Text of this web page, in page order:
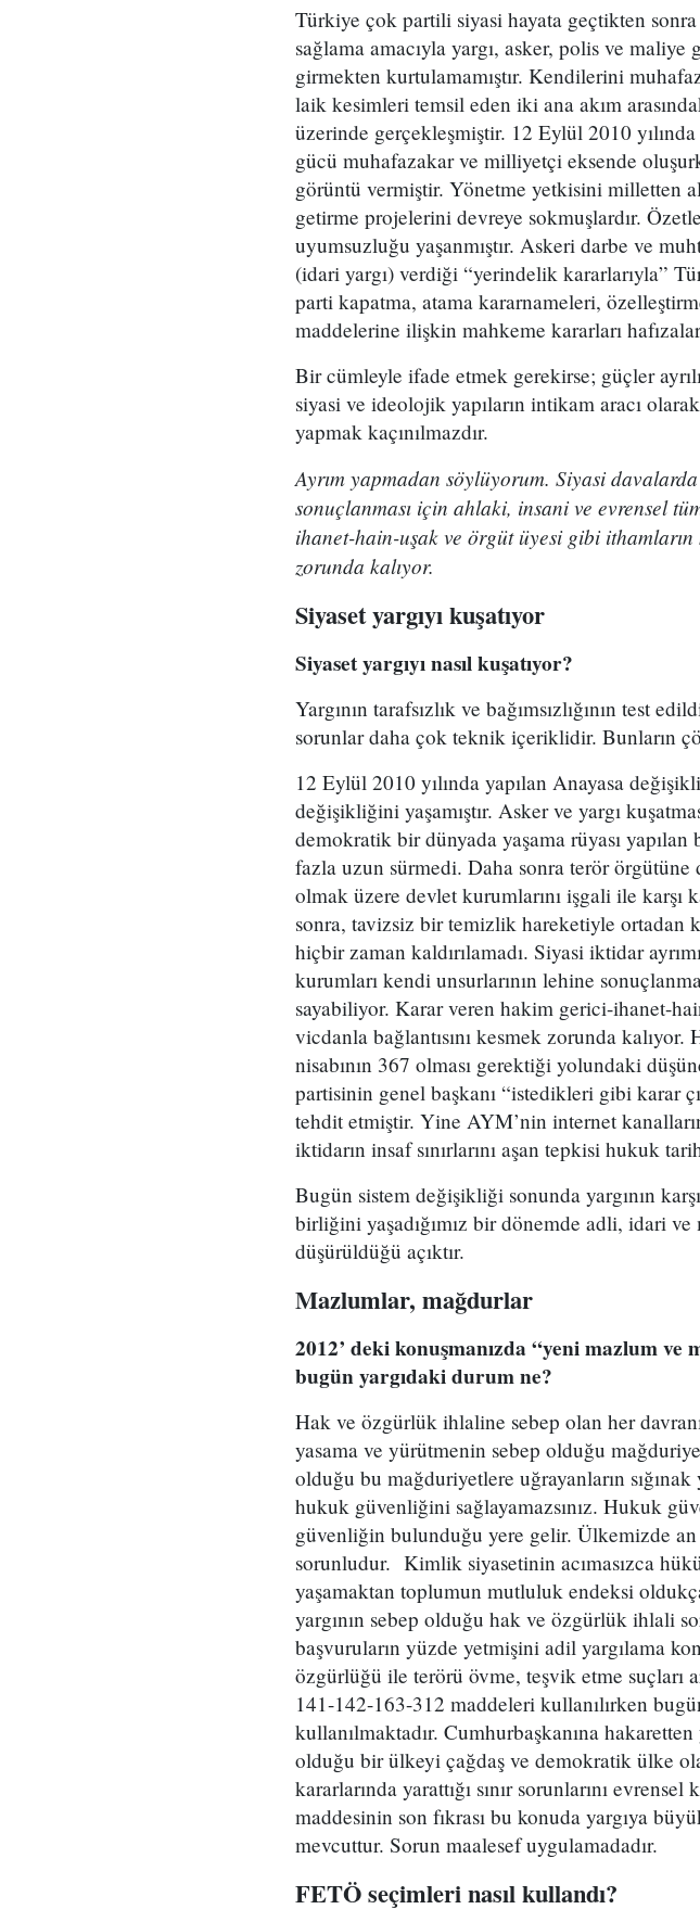
Türkiye çok partili siyasi hayata geçtikten
sağlama amacıyla yargı, asker, polis ve
girmekten kurtulamamıştır. Kendilerini
laik kesimleri temsil eden iki ana akım
üzerinde gerçekleşmiştir. 12 Eylül 2010
gücü muhafazakar ve milliyetçi eksende
görüntü vermiştir. Yönetme yetkisini milletten
getirme projelerini devreye sokmuşlardır.
uyumsuzluğu yaşanmıştır. Askeri darbe ve
(idari yargı) verdiği “yerindelik kararlarıyla”
parti kapatma, atama kararnameleri,
maddelerine ilişkin mahkeme kararları
Bir cümleyle ifade etmek gerekirse; güçler
siyasi ve ideolojik yapıların intikam aracı
yapmak kaçınılmazdır.
Ayrım yapmadan söylüyorum. Siyasi
sonuçlanması için ahlaki, insani ve evrensel
ihanet-hain-uşak ve örgüt üyesi gibi ithamların
zorunda kalıyor.
Siyaset yargıyı kuşatıyor
Siyaset yargıyı nasıl kuşatıyor?
Yargının tarafsızlık ve bağımsızlığının test
sorunlar daha çok teknik içeriklidir. Bunların
12 Eylül 2010 yılında yapılan Anayasa
değişikliğini yaşamıştır. Asker ve yargı
demokratik bir dünyada yaşama rüyası
fazla uzun sürmedi. Daha sonra terör örgütüne
olmak üzere devlet kurumlarını işgali ile karşı
sonra, tavizsiz bir temizlik hareketiyle ortadan
hiçbir zaman kaldırılamadı. Siyasi iktidar
kurumları kendi unsurlarının lehine
sayabiliyor. Karar veren hakim gerici-ihanet-
vicdanla bağlantısını kesmek zorunda kalıyor.
nisabının 367 olması gerektiği yolundaki
partisinin genel başkanı “istedikleri gibi karar
tehdit etmiştir. Yine AYM’nin internet
iktidarın insaf sınırlarını aşan tepkisi hukuk
Bugün sistem değişikliği sonunda yargının
birliğini yaşadığımız bir dönemde adli, idari
düşürüldüğü açıktır.
Mazlumlar, mağdurlar
2012’ deki konuşmanızda “yeni mazlum
bugün yargıdaki durum ne?
Hak ve özgürlük ihlaline sebep olan her
yasama ve yürütmenin sebep olduğu
olduğu bu mağduriyetlere uğrayanların
hukuk güvenliğini sağlayamazsınız. Hukuk
güvenliğin bulunduğu yere gelir. Ülkemizde
sorunludur. Kimlik siyasetinin acımasızca
yaşamaktan toplumun mutluluk endeksi
yargının sebep olduğu hak ve özgürlük ihlali
başvuruların yüzde yetmişini adil yargılama
özgürlüğü ile terörü övme, teşvik etme suçları
141-142-163-312 maddeleri kullanılırken
kullanılmaktadır. Cumhurbaşkanına
olduğu bir ülkeyi çağdaş ve demokratik ülke
kararlarında yarattığı sınır sorunlarını
maddesinin son fıkrası bu konuda yargıya
mevcuttur. Sorun maalesef uygulamadadır.
FETÖ seçimleri nasıl kullandı?